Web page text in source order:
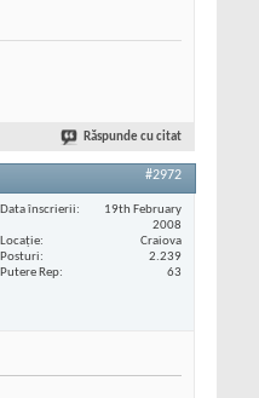
Răspunde cu citat
#2972
Data înscrierii
19th February
2008
Locaţie
Craiova
Posturi
2.239
Putere Rep
63